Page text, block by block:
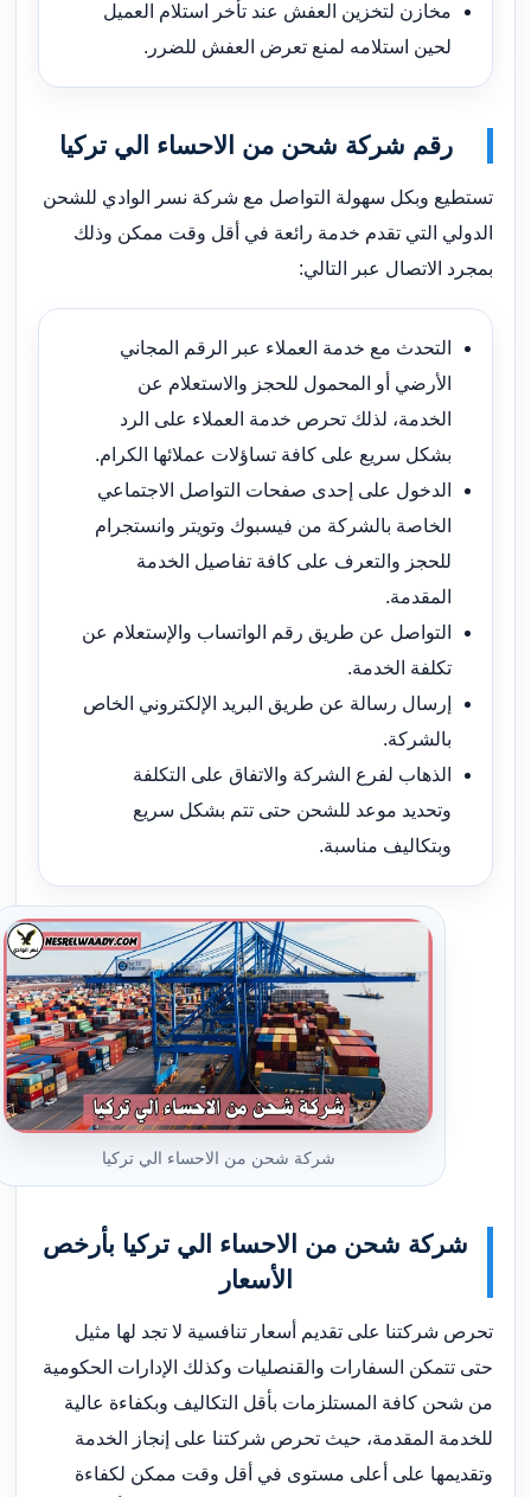
مخازن لتخزين العفش عند تأخر استلام العميل
لحين استلامه لمنع تعرض العفش للضرر.
رقم شركة شحن من الاحساء الي تركيا
تستطيع وبكل سهولة التواصل مع شركة نسر الوادي للشحن
الدولي التي تقدم خدمة رائعة في أقل وقت ممكن وذلك
بمجرد الاتصال عبر التالي:
التحدث مع خدمة العملاء عبر الرقم المجاني
الأرضي أو المحمول للحجز والاستعلام عن
الخدمة، لذلك تحرص خدمة العملاء على الرد
بشكل سريع على كافة تساؤلات عملائها الكرام.
الدخول على إحدى صفحات التواصل الاجتماعي
الخاصة بالشركة من فيسبوك وتويتر وانستجرام
للحجز والتعرف على كافة تفاصيل الخدمة
المقدمة.
التواصل عن طريق رقم الواتساب والإستعلام عن
تكلفة الخدمة.
إرسال رسالة عن طريق البريد الإلكتروني الخاص
بالشركة.
الذهاب لفرع الشركة والاتفاق على التكلفة
وتحديد موعد للشحن حتى تتم بشكل سريع
وبتكاليف مناسبة.
شركة شحن من الاحساء الي تركيا
شركة شحن من الاحساء الي تركيا بأرخص
الأسعار
تحرص شركتنا على تقديم أسعار تنافسية لا تجد لها مثيل
حتى تتمكن السفارات والقنصليات وكذلك الإدارات الحكومية
من شحن كافة المستلزمات بأقل التكاليف وبكفاءة عالية
للخدمة المقدمة، حيث تحرص شركتنا على إنجاز الخدمة
وتقديمها على أعلى مستوى في أقل وقت ممكن لكفاءة